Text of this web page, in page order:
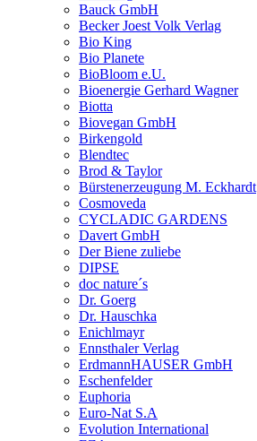
Bauck GmbH
Becker Joest Volk Verlag
Bio King
Bio Planete
BioBloom e.U.
Bioenergie Gerhard Wagner
Biotta
Biovegan GmbH
Birkengold
Blendtec
Brod & Taylor
Bürstenerzeugung M. Eckhardt
Cosmoveda
CYCLADIC GARDENS
Davert GmbH
Der Biene zuliebe
DIPSE
doc nature´s
Dr. Goerg
Dr. Hauschka
Enichlmayr
Ennsthaler Verlag
ErdmannHAUSER GmbH
Eschenfelder
Euphoria
Euro-Nat S.A
Evolution International